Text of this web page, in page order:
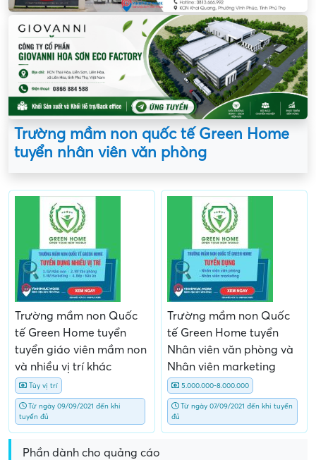
Trường mầm non quốc tế Green Home
tuyển nhân viên văn phòng
Trường mầm non Quốc
tế Green Home tuyển
tuyển giáo viên mầm non
và nhiều vị trí khác
Tùy vị trí
Từ ngày 09/09/2021 đến khi
tuyển đủ
Trường mầm non Quốc
tế Green Home tuyển
Nhân viên văn phòng và
Nhân viên marketing
5.000.000-8.000.000
Từ ngày 07/09/2021 đến khi tuyển
đủ
Phần dành cho quảng cáo